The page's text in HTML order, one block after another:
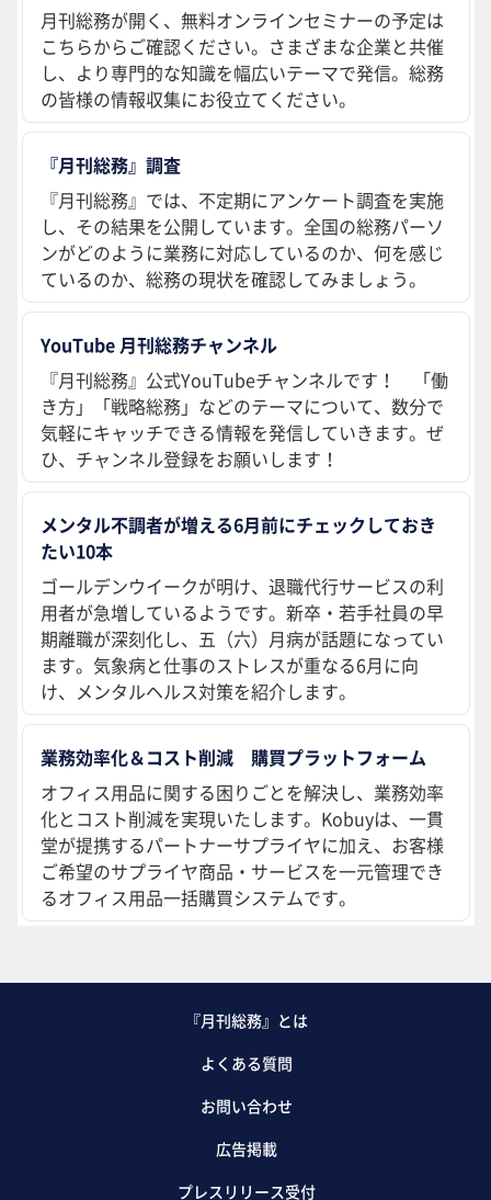
月刊総務が開く、無料オンラインセミナーの予定は
こちらからご確認ください。さまざまな企業と共催
し、より専門的な知識を幅広いテーマで発信。総務
の皆様の情報収集にお役立てください。
『月刊総務』調査
『月刊総務』では、不定期にアンケート調査を実施
し、その結果を公開しています。全国の総務パーソ
ンがどのように業務に対応しているのか、何を感じ
ているのか、総務の現状を確認してみましょう。
YouTube 月刊総務チャンネル
『月刊総務』公式YouTubeチャンネルです！ 「働
き方」「戦略総務」などのテーマについて、数分で
気軽にキャッチできる情報を発信していきます。ぜ
ひ、チャンネル登録をお願いします！
メンタル不調者が増える6月前にチェックしておき
たい10本
ゴールデンウイークが明け、退職代行サービスの利
用者が急増しているようです。新卒・若手社員の早
期離職が深刻化し、五（六）月病が話題になってい
ます。気象病と仕事のストレスが重なる6月に向
け、メンタルヘルス対策を紹介します。
業務効率化＆コスト削減 購買プラットフォーム
オフィス用品に関する困りごとを解決し、業務効率
化とコスト削減を実現いたします。Kobuyは、一貫
堂が提携するパートナーサプライヤに加え、お客様
ご希望のサプライヤ商品・サービスを一元管理でき
るオフィス用品一括購買システムです。
『月刊総務』とは
よくある質問
お問い合わせ
広告掲載
プレスリリース受付